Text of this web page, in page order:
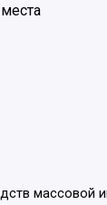
массовой